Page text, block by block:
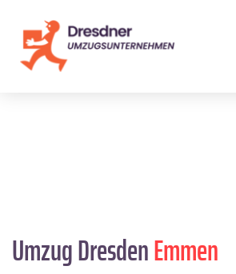
Umzug DresdenEmmen